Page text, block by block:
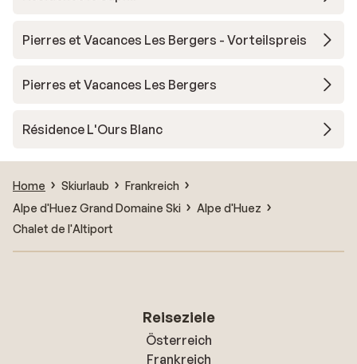
Pierres et Vacances Les Bergers - Vorteilspreis
Pierres et Vacances Les Bergers
Résidence L'Ours Blanc
Home Skiurlaub
Frankreich
Alpe d'Huez Grand Domaine Ski
Alpe d'Huez
Chalet de l'Altiport
Reiseziele
Österreich
Frankreich